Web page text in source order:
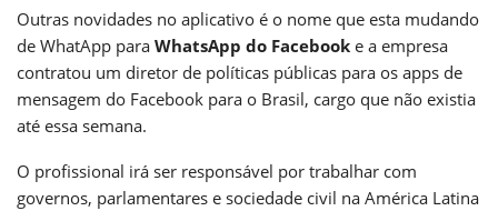
Outras novidades no aplicativo é o nome que esta mudando
de WhatApp para WhatsApp do Facebook e a empresa
contratou um diretor de políticas públicas para os apps de
mensagem do Facebook para o Brasil, cargo que não existia
até essa semana.
O profissional irá ser responsável por trabalhar com
governos, parlamentares e sociedade civil na América Latina